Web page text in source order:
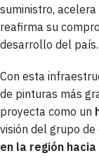
suministro,
reafirma su
desarrollo del país.
Con esta
de pinturas más
proyecta como un
visión del grupo
en la región